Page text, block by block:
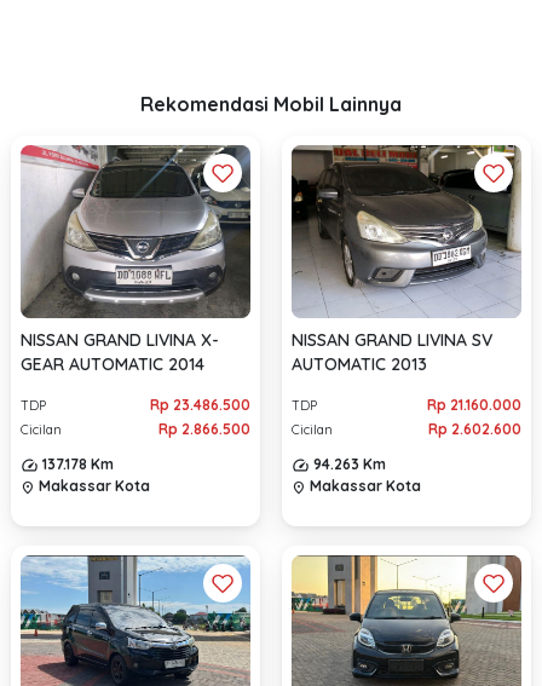
Rekomendasi Mobil Lainnya
NISSAN GRAND LIVINA X-
GEAR AUTOMATIC 2014
TDP Rp 23.486.500
Cicilan
Rp 2.866.500
137.178 Km
location_on Makassar Kota
NISSAN GRAND LIVINA SV
AUTOMATIC 2013
TDP Rp 21.160.000
Cicilan
Rp 2.602.600
94.263 Km
location_on Makassar Kota